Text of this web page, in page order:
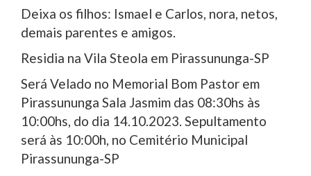
Deixa os filhos: Ismael e Carlos, nora, netos,
demais parentes e amigos.
Residia na Vila Steola em Pirassununga-SP
Será Velado no Memorial Bom Pastor em
Pirassununga Sala Jasmim das 08:30hs às
10:00hs, do dia 14.10.2023. Sepultamento
será às 10:00h, no Cemitério Municipal
Pirassununga-SP